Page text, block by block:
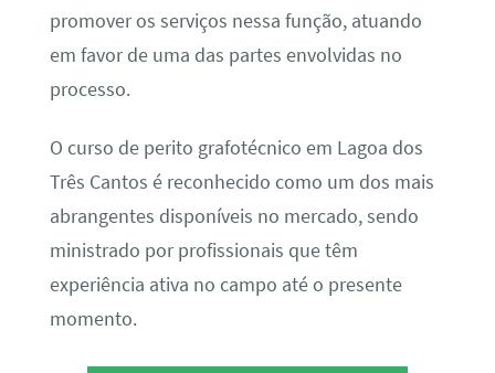
promover os serviços nessa função, atuando
em favor de uma das partes envolvidas no
processo.
O curso de perito grafotécnico em Lagoa dos
Três Cantos é reconhecido como um dos mais
abrangentes disponíveis no mercado, sendo
ministrado por profissionais que têm
experiência ativa no campo até o presente
momento.